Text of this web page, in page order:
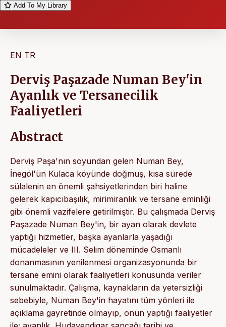
Add To My Library
EN TR
Derviş Paşazade Numan Bey'in
Ayanlık ve Tersanecilik
Faaliyetleri
Abstract
Derviş Paşa'nın soyundan gelen Numan Bey,
İnegöl'ün Kulaca köyünde doğmuş, kısa sürede
sülalenin en önemli şahsiyetlerinden biri haline
gelerek kapıcıbaşılık, mirimiranlık ve tersane eminliği
gibi önemli vazifelere getirilmiştir. Bu çalışmada Derviş
Paşazade Numan Bey'in, bir ayan olarak devlete
yaptığı hizmetler, başka ayanlarla yaşadığı
mücadeleler ve III. Selim döneminde Osmanlı
donanmasının yenilenmesi organizasyonunda bir
tersane emini olarak faaliyetleri konusunda veriler
sunulmaktadır. Çalışma, kaynakların da yetersizliği
sebebiyle, Numan Bey'in hayatını tüm yönleri ile
açıklama gayretinde olmayıp, onun yaptığı faaliyetler